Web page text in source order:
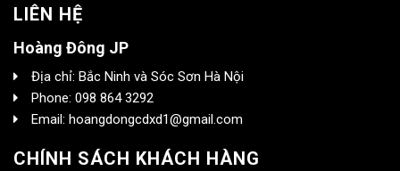
LIÊN HỆ
Hoàng Đông JP
Địa chỉ: Bắc Ninh và Sóc Sơn Hà Nội
Phone: 098 864 3292
Email: hoangdongcdxd1@gmail.com
CHÍNH SÁCH KHÁCH HÀNG